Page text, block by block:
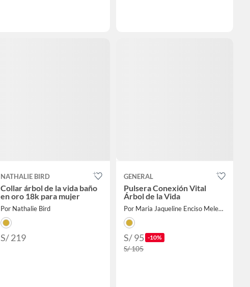
NATHALIE BIRD
Collar árbol de la vida baño
en oro 18k para mujer
Por Nathalie Bird
S/ 219
GENERAL
Pulsera Conexión Vital
Árbol de la Vida
Por Maria Jaqueline Enciso Melendez
S/ 95 -10%
S/ 105